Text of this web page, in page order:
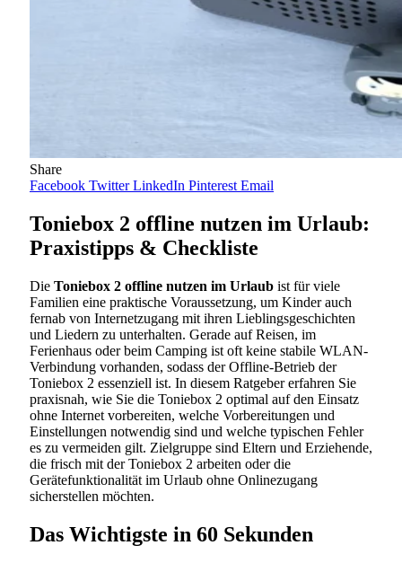
Share
Facebook Twitter LinkedIn Pinterest Email
Toniebox 2 offline nutzen im Urlaub:
Praxistipps & Checkliste
Die Toniebox 2 offline nutzen im Urlaub ist für viele
Familien eine praktische Voraussetzung, um Kinder auch
fernab von Internetzugang mit ihren Lieblingsgeschichten
und Liedern zu unterhalten. Gerade auf Reisen, im
Ferienhaus oder beim Camping ist oft keine stabile WLAN-
Verbindung vorhanden, sodass der Offline-Betrieb der
Toniebox 2 essenziell ist. In diesem Ratgeber erfahren Sie
praxisnah, wie Sie die Toniebox 2 optimal auf den Einsatz
ohne Internet vorbereiten, welche Vorbereitungen und
Einstellungen notwendig sind und welche typischen Fehler
es zu vermeiden gilt. Zielgruppe sind Eltern und Erziehende,
die frisch mit der Toniebox 2 arbeiten oder die
Gerätefunktionalität im Urlaub ohne Onlinezugang
sicherstellen möchten.
Das Wichtigste in 60 Sekunden